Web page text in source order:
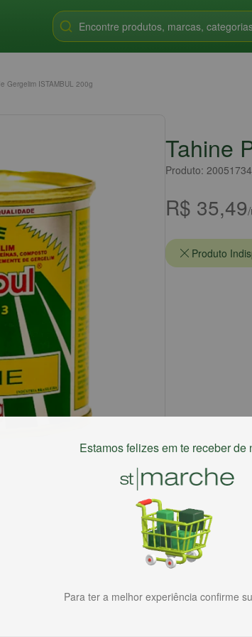
Encontre produtos, marcas,
Gergelim ISTAMBUL 200g
Tahine
Produto: 20051734
R$ 35,49
Produto
Estamos felizes em te receber de
Para ter a melhor experiência confirme